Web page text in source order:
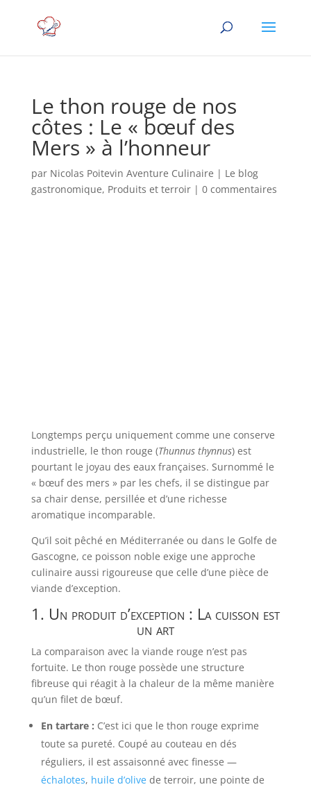
Le thon rouge de nos
côtes : Le « bœuf des
Mers » à l’honneur
par Nicolas Poitevin Aventure Culinaire | Le blog
gastronomique, Produits et terroir| 0 commentaires
Longtemps perçu uniquement comme une conserve
industrielle, le thon rouge (Thunnus thynnus) est
pourtant le joyau des eaux françaises. Surnommé le
« bœuf des mers » par les chefs, il se distingue par
sa chair dense, persillée et d’une richesse
aromatique incomparable.
Qu’il soit pêché en Méditerranée ou dans le Golfe de
Gascogne, ce poisson noble exige une approche
culinaire aussi rigoureuse que celle d’une pièce de
viande d’exception.
1. Un produit d’exception : La cuisson est
un art
La comparaison avec la viande rouge n’est pas
fortuite. Le thon rouge possède une structure
fibreuse qui réagit à la chaleur de la même manière
qu’un filet de bœuf.
En tartare : C’est ici que le thon rouge exprime
toute sa pureté. Coupé au couteau en dés
réguliers, il est assaisonné avec finesse —
échalotes, huile d’olivede terroir, une pointe de